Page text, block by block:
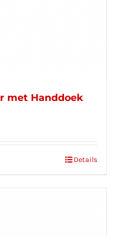
met Handdoek
Details